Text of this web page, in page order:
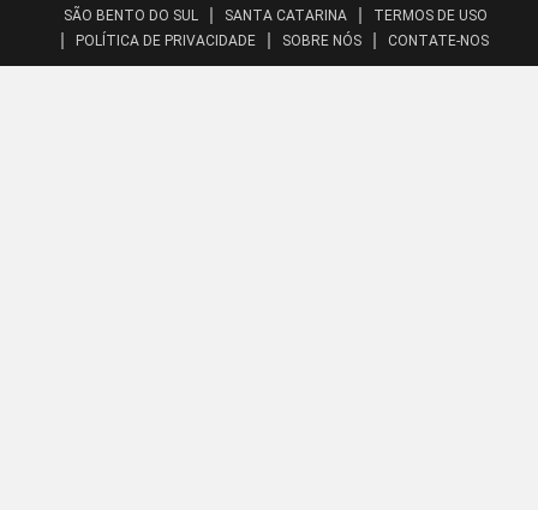
SÃO BENTO DO SUL
SANTA CATARINA
TERMOS DE USO
POLÍTICA DE PRIVACIDADE
SOBRE NÓS CONTATE-NOS